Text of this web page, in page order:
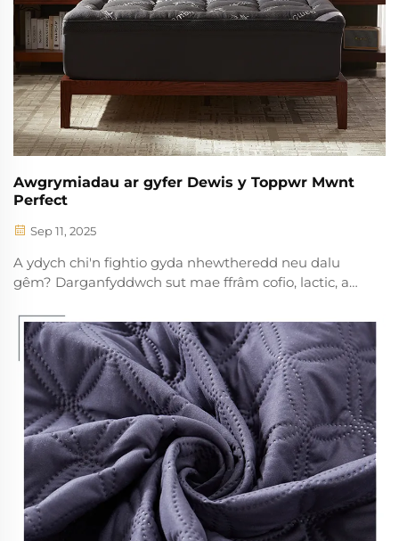
Awgrymiadau ar gyfer Dewis y Toppwr Mwnt
Perfect
Sep 11, 2025
A ydych chi'n fightio gyda nhewtheredd neu dalu
gêm? Darganfyddwch sut mae ffrâm cofio, lactic, a
tymheredd, a chymeradwedd y gorffwys.
Darganfyddwch eich toppwr berffaith heddiw.